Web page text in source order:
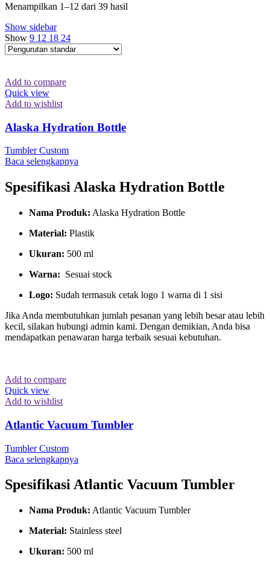
Menampilkan 1–12 dari 39 hasil
Show sidebar
Show 9 12 18 24
Add to compare
Quick view
Add to wishlist
Alaska Hydration Bottle
Tumbler Custom
Baca selengkapnya
SpesifikasiAlaska Hydration Bottle
Nama Produk: Alaska Hydration Bottle
Material: Plastik
Ukuran: 500 ml
Warna: Sesuai stock
Logo: Sudah termasuk cetak logo 1 warna di 1 sisi
Jika Anda membutuhkan jumlah pesanan yang lebih besar atau lebih
kecil, silakan hubungi admin kami. Dengan demikian, Anda bisa
mendapatkan penawaran harga terbaik sesuai kebutuhan.
Add to compare
Quick view
Add to wishlist
Atlantic Vacuum Tumbler
Tumbler Custom
Baca selengkapnya
Spesifikasi Atlantic Vacuum Tumbler
Nama Produk: Atlantic Vacuum Tumbler
Material: Stainless steel
Ukuran: 500 ml